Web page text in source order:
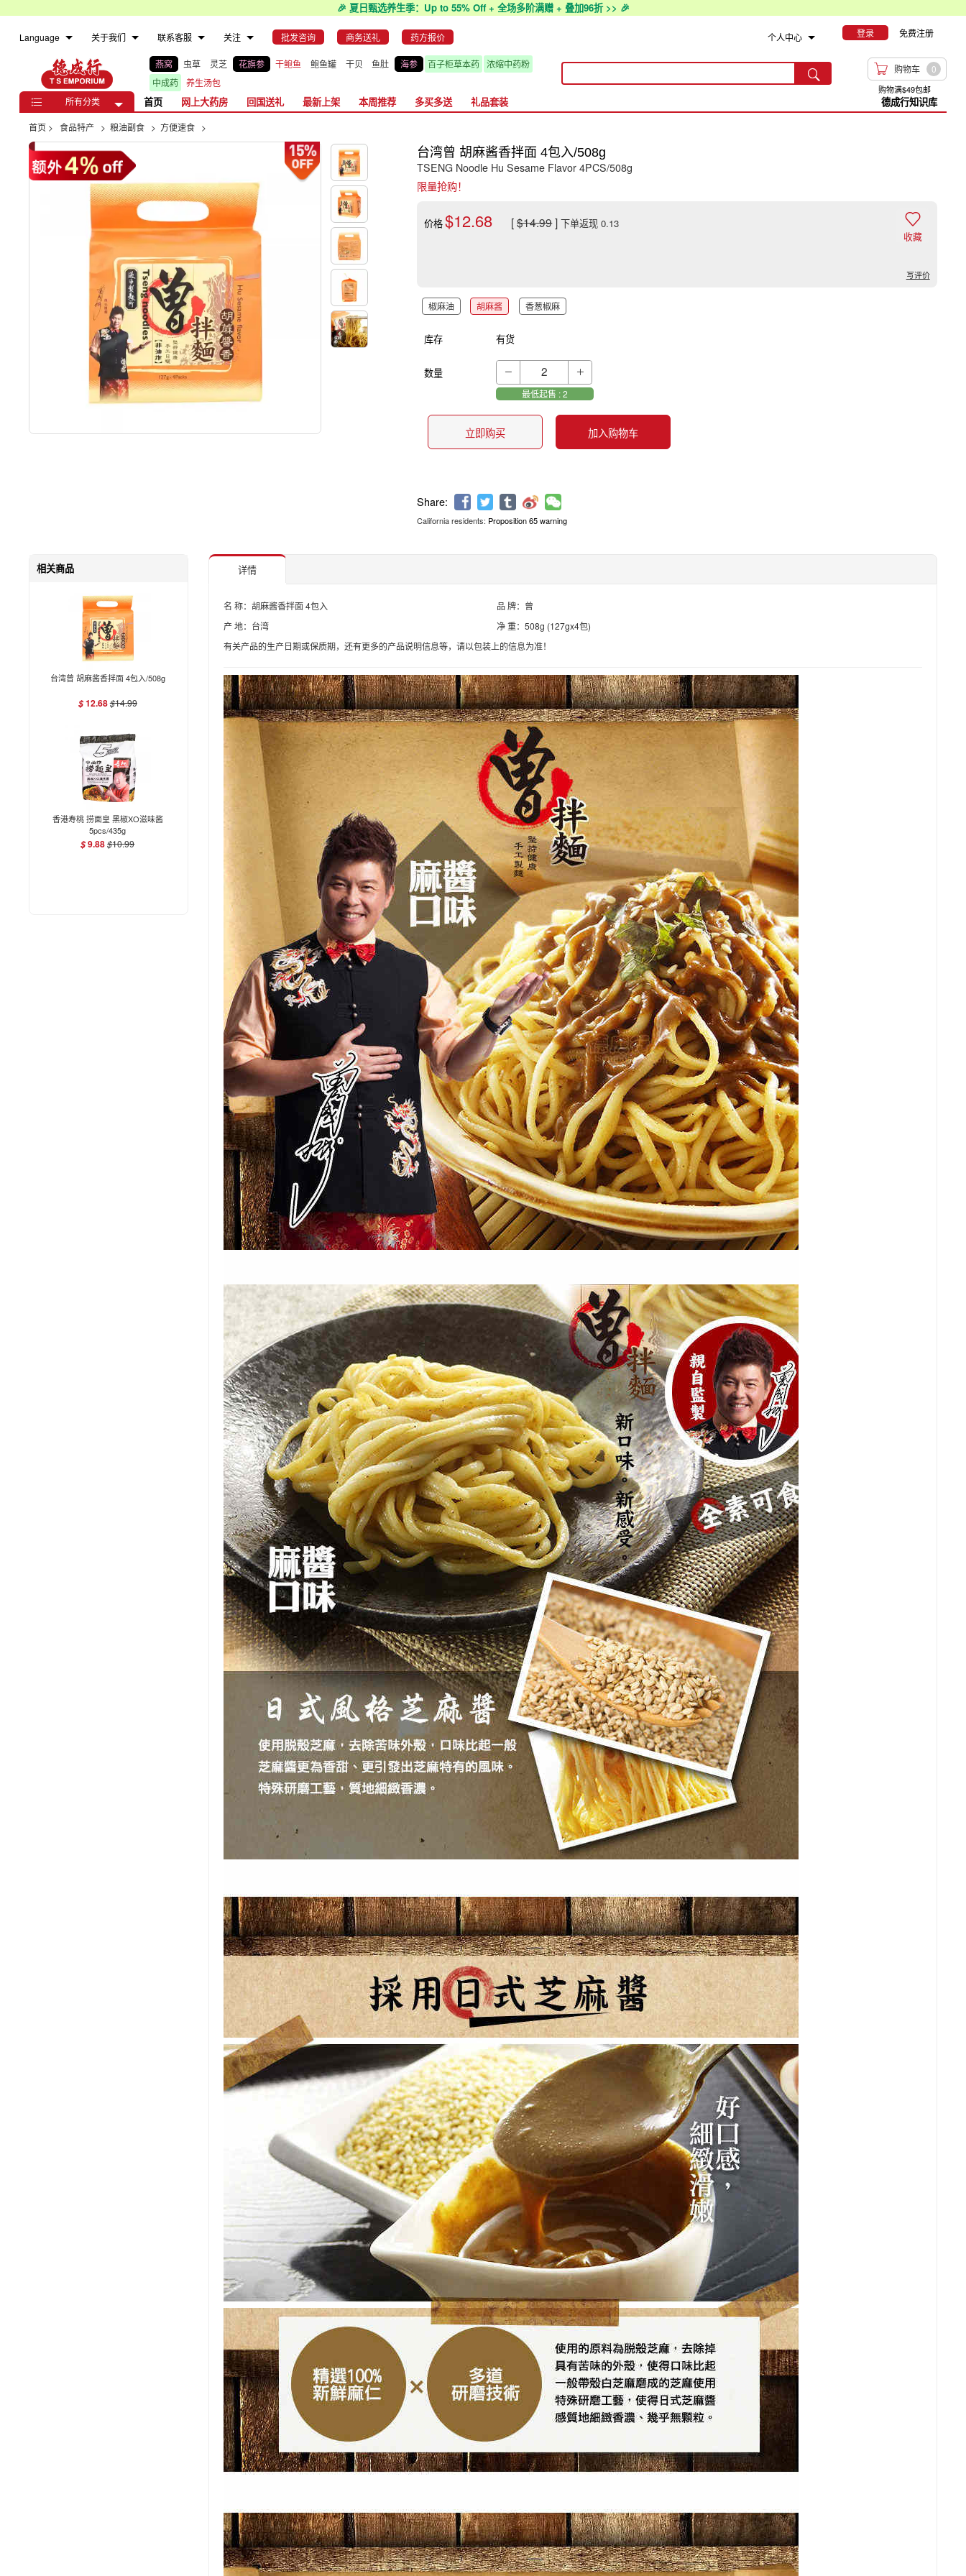
🎉 夏日甄选养生季：Up to 55% Off + 全场多阶满赠 + 叠加96折 >> 🎉
Language 关于我们 联系客服 关注 批发咨询 商务送礼 药方报价 个人中心 登录 免费注册
燕窝 虫草 灵芝 花旗参 干鲍鱼 鲍鱼罐 干贝 鱼肚 海参 百子柜草本药
浓缩中药粉
中成药
养生汤包   购物车 0
购物满$49包邮

所有分类 首页 网上大药房 回国送礼 最新上架 本周推荐 多买多送 礼品套装 德成行知识库
首页 > 食品特产 > 粮油副食 > 方便速食 >
台湾曾 胡麻酱香拌面 4包入/508g
TSENG Noodle Hu Sesame Flavor 4PCS/508g
限量抢购！
价格$12.68 [$14.99]下单返现 0.13
写评价

收藏
椒麻油 胡麻酱 香葱椒麻
库存 有货
数量  
最低起售 : 2
立即购买 加入购物车
California residents: Proposition 65 warning
相关商品
台湾曾 胡麻酱香拌面 4包入/508g
$12.68$14.99
香港寿桃 捞面皇 黑椒XO滋味酱
5pcs/435g
$9.88$10.99
详情
名 称：胡麻酱香拌面 4包入
品 牌：曾
产 地：台湾
净 重：508g (127gx4包)
有关产品的生产日期或保质期，还有更多的产品说明信息等，请以包装上的信息为准！